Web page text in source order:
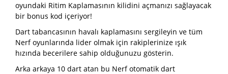
oyundaki Ritim Kaplamasının kilidini açmanızı sağlayacak
bir bonus kod içeriyor!
Dart tabancasının havalı kaplamasını sergileyin ve tüm
Nerf oyunlarında lider olmak için rakiplerinize ışık
hızında becerilere sahip olduğunuzu gösterin.
Arka arkaya 10 dart atan bu Nerf otomatik dart